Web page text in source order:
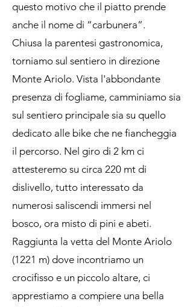
questo motivo che il piatto prende
anche il nome di “carbunera”.
Chiusa la parentesi gastronomica,
torniamo sul sentiero in direzione
Monte Ariolo. Vista l'abbondante
presenza di fogliame, camminiamo sia
sul sentiero principale sia su quello
dedicato alle bike che ne fiancheggia
il percorso. Nel giro di 2 km ci
attesteremo su circa 220 mt di
dislivello, tutto interessato da
numerosi saliscendi immersi nel
bosco, ora misto di pini e abeti.
Raggiunta la vetta del Monte Ariolo
(1221 m) dove incontriamo un
crocifisso e un piccolo altare, ci
apprestiamo a compiere una bella